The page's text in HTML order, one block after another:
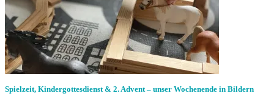
Spielzeit, Kindergottesdienst & 2. Advent – unser Wochenende in Bildern